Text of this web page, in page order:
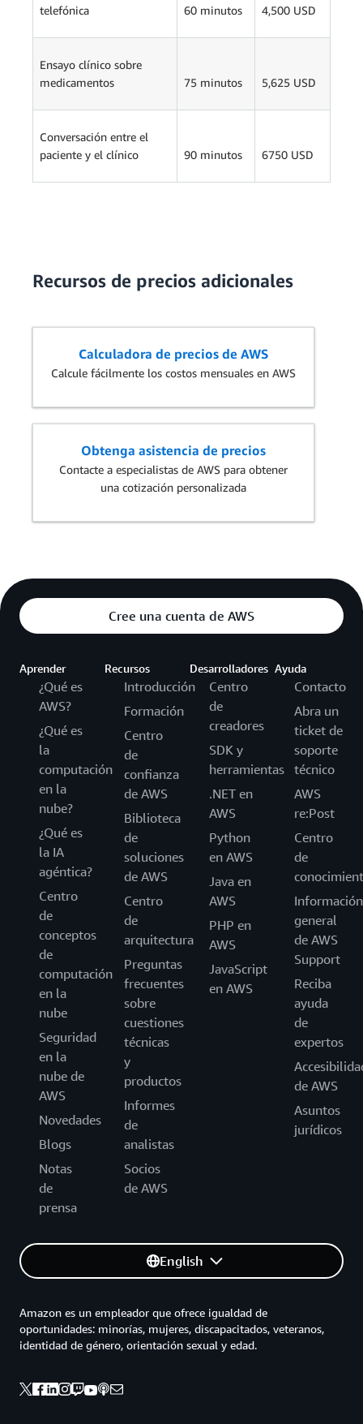
telefónica
60 minutos 4,500 USD
Ensayo clínico sobre
medicamentos
75 minutos 5,625 USD
Conversación entre el
paciente y el clínico
90 minutos 6750 USD
Recursos de precios adicionales
Calculadora de precios de AWS
Calcule fácilmente los costos mensuales en AWS
Obtenga asistencia de precios
Contacte a especialistas de AWS para obtener
una cotización personalizada
Cree una cuenta de AWS
Aprender
¿Qué es
AWS?
¿Qué es
la
computación
en la
nube?
¿Qué es
la IA
agéntica?
Centro
de
conceptos
de
computación
en la
nube
Seguridad
en la
nube de
AWS
Novedades
Blogs
Notas
de
prensa
Recursos
Introducción
Formación
Centro
de
confianza
de AWS
Biblioteca
de
soluciones
de AWS
Centro
de
arquitectura
Preguntas
frecuentes
sobre
cuestiones
técnicas
y
productos
Informes
de
analistas
Socios
de AWS
Desarrolladores
Centro
de
creadores
SDK y
herramientas
.NET en
AWS
Python
en AWS
Java en
AWS
PHP en
AWS
JavaScript
en AWS
Ayuda
Contacto
Abra un
ticket de
soporte
técnico
AWS
re:Post
Centro
de
Información
general
de AWS
Support
Reciba
ayuda
de
expertos
de AWS
Asuntos
jurídicos
English
Amazon es un empleador que ofrece igualdad de
oportunidades: minorías, mujeres, discapacitados, veteranos,
identidad de género, orientación sexual y edad.